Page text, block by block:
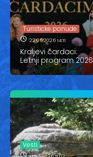
Turisticke ponude
22.06.2026 14:11
Kraljevi čardaci:
Letnji program 2026
Vesti